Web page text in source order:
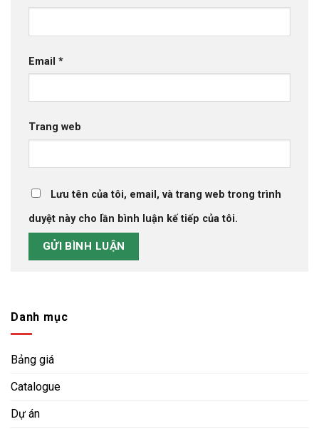
Bảng báo giá ống nhựa Dekko 2026 - 15 Tháng
Email *
Trang web
Lưu tên của tôi, email, và trang web trong trình
duyệt này cho lần bình luận kế tiếp của tôi.
Danh mục
Bảng giá
Catalogue
Dự án